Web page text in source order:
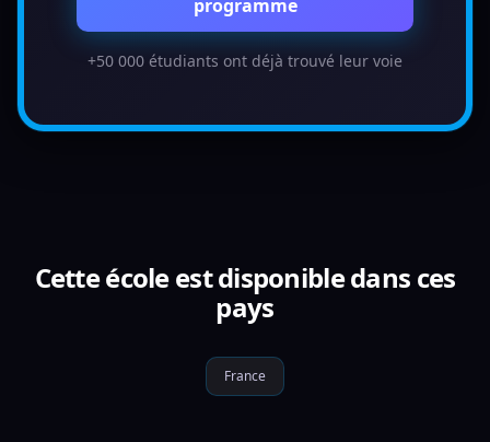
programme
+50 000 étudiants ont déjà trouvé leur voie
Cette école est disponible dans ces
pays
France